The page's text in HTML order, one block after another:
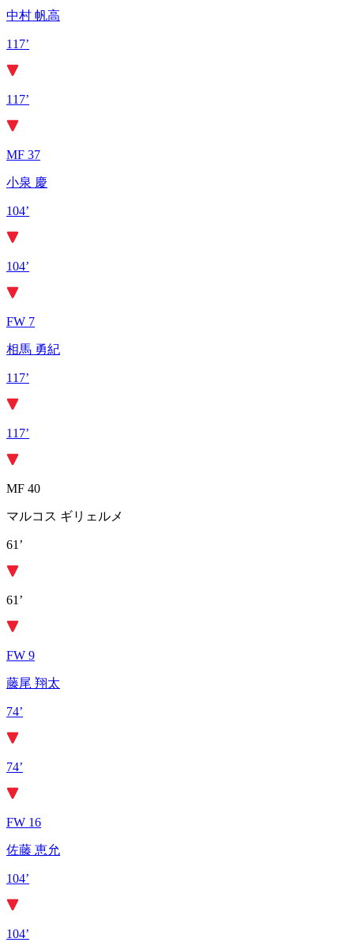
中村 帆高
117’
117’
MF 37
小泉 慶
104’
104’
FW 7
相馬 勇紀
117’
117’
MF 40
マルコス ギリェルメ
61’
61’
FW 9
藤尾 翔太
74’
74’
FW 16
佐藤 恵允
104’
104’